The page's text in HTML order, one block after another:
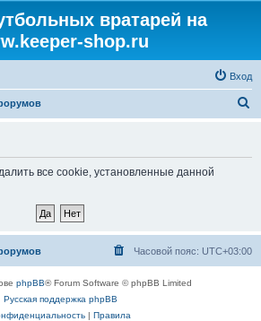
вратарей на
shop.ru
Вход
все cookie, установленные данной
Часовой пояс: UTC+03:00
phpBB® Forum Software © phpBB Limited
Русская поддержка phpBB
| Правила